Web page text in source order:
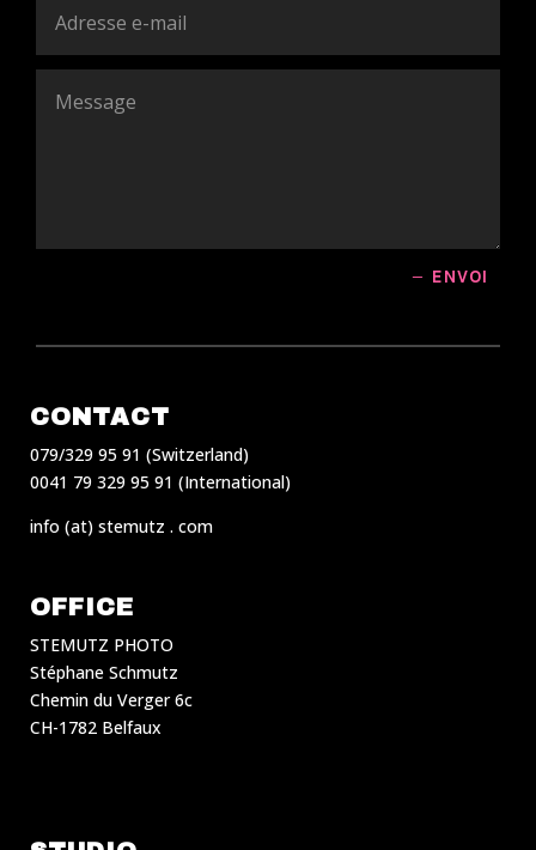
ENVOI
CONTACT
079/329 95 91 (Switzerland)
0041 79 329 95 91 (International)
info (at) stemutz . com
OFFICE
STEMUTZ PHOTO
Stéphane Schmutz
Chemin du Verger 6c
CH-1782 Belfaux